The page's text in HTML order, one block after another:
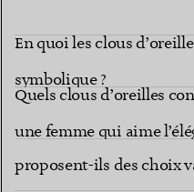
En quoi les clous
symbolique ?
Quels clous d’oreilles
une femme qui aime
Les clous d’oreilles
proposent-ils des choix
En quoi les clous